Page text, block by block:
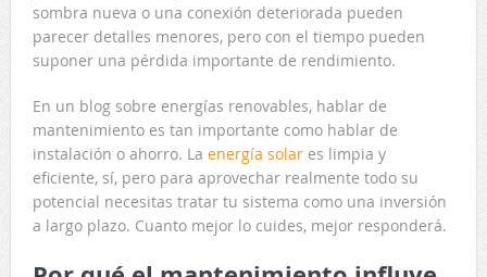
sombra nueva o una conexión deteriorada pueden
parecer detalles menores, pero con el tiempo pueden
suponer una pérdida importante de rendimiento.
En un blog sobre energías renovables, hablar de
mantenimiento es tan importante como hablar de
instalación o ahorro. La energía solares limpia y
eficiente, sí, pero para aprovechar realmente todo su
potencial necesitas tratar tu sistema como una inversión
a largo plazo. Cuanto mejor lo cuides, mejor responderá.